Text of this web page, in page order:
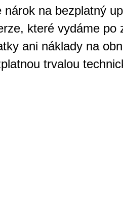
nárok na bezplatný
které vydáme po
ani náklady na
trvalou